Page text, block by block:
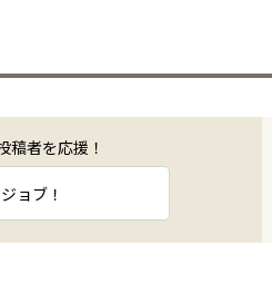
稿者を応援！
ョブ！